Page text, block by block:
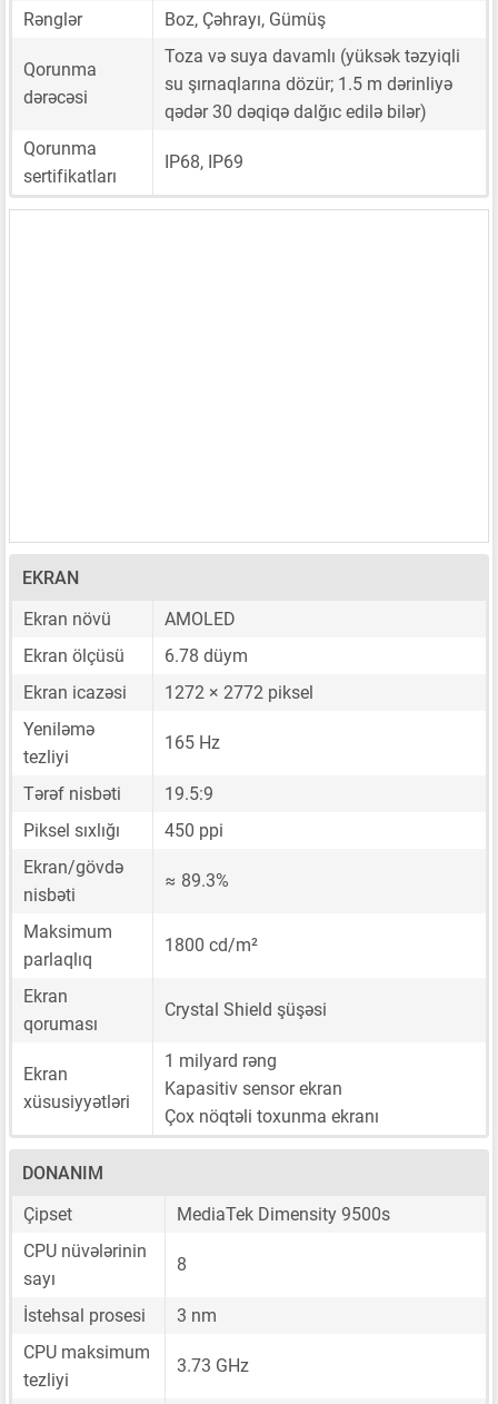
Rənglər
Boz, Çəhrayı, Gümüş
Qorunma
dərəcəsi
Toza və suya davamlı (yüksək təzyiqli
su şırnaqlarına dözür; 1.5 m dərinliyə
qədər 30 dəqiqə dalğıc edilə bilər)
Qorunma
sertifikatları
IP68, IP69
EKRAN
Ekran növü
AMOLED
Ekran ölçüsü
6.78 düym
Ekran icazəsi
1272 × 2772 piksel
Yeniləmə
tezliyi
165 Hz
Tərəf nisbəti
19.5:9
Piksel sıxlığı
450 ppi
Ekran/gövdə
nisbəti
≈ 89.3%
Maksimum
parlaqlıq
1800 cd/m²
Ekran
qoruması
Crystal Shield şüşəsi
Ekran
xüsusiyyətləri
1 milyard rəng
Kapasitiv sensor ekran
Çox nöqtəli toxunma ekranı
DONANIM
Çipset
MediaTek Dimensity 9500s
CPU nüvələrinin
sayı
8
İstehsal prosesi
3 nm
CPU maksimum
tezliyi
3.73 GHz